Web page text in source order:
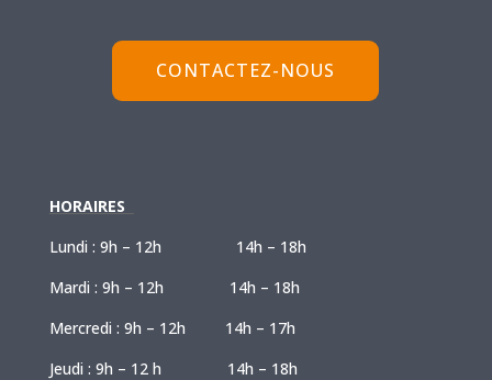
CONTACTEZ-NOUS
HORAIRES
Lundi : 9h – 12h 14h – 18h
Mardi : 9h – 12h 14h – 18h
Mercredi : 9h – 12h 14h – 17h
Jeudi : 9h – 12 h 14h – 18h